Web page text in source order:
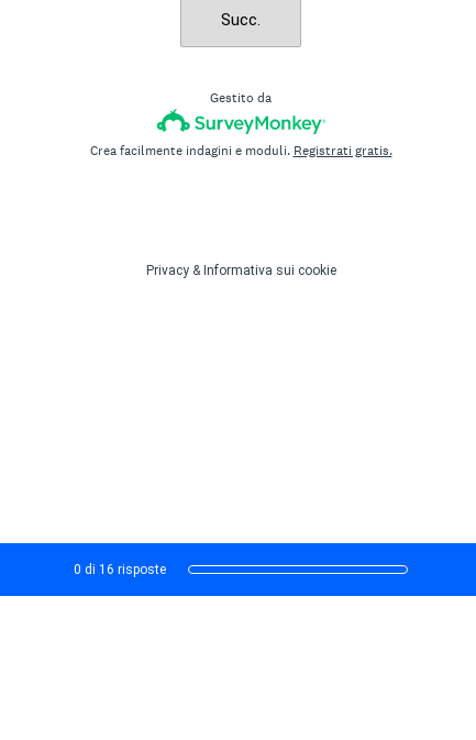
Avanzamento corrente,
0 di 16 risposte
Succ.
Gestito da
Crea facilmente indagini e moduli. Registrati gratis.
Privacy & Informativa sui cookie